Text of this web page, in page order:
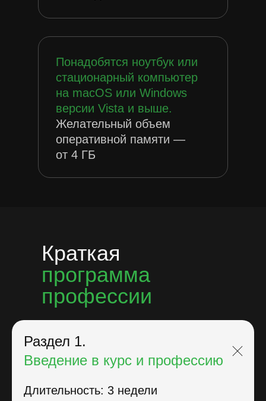
Понадобятся ноутбук или
стационарный компьютер
на macOS или Windows
версии Vista и выше.
Желательный объем
оперативной памяти —
от 4 ГБ
Краткая
программа
профессии
Раздел 1.
Введение в курс и профессию
Длительность: 3 недели